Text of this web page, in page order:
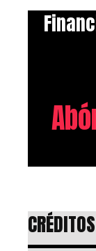
CRÉDITOS